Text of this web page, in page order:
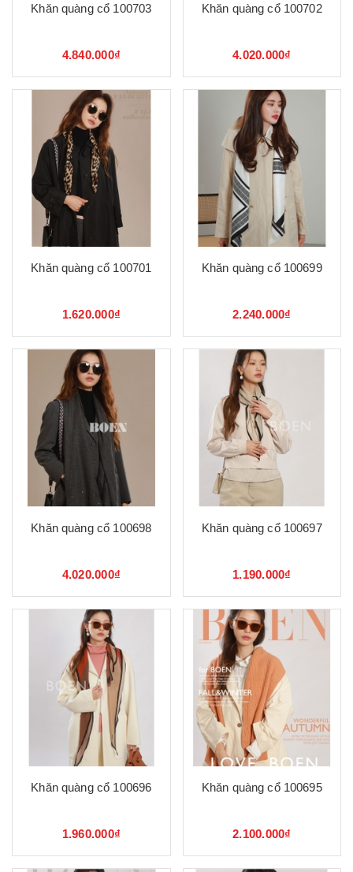
Khăn quàng cổ 100703
4.840.000₫
Khăn quàng cổ 100702
4.020.000₫
Khăn quàng cổ 100701
1.620.000₫
Khăn quàng cổ 100699
2.240.000₫
Khăn quàng cổ 100698
4.020.000₫
Khăn quàng cổ 100697
1.190.000₫
Khăn quàng cổ 100696
1.960.000₫
Khăn quàng cổ 100695
2.100.000₫